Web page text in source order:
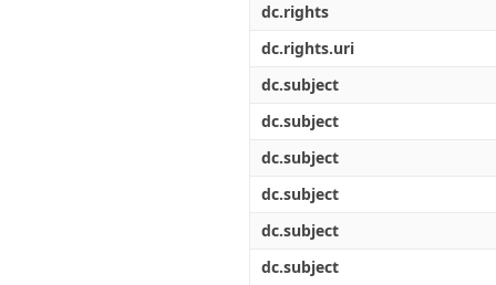
dc.rights
dc.rights.uri
dc.subject
dc.subject
dc.subject
dc.subject
dc.subject
dc.subject